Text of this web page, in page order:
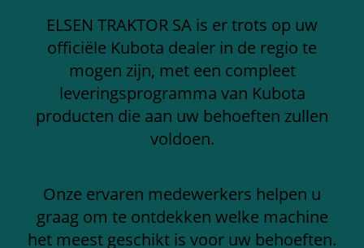
ELSEN TRAKTOR SA is er trots op uw
officiële Kubota dealer in de regio te
mogen zijn, met een compleet
leveringsprogramma van Kubota
producten die aan uw behoeften zullen
voldoen.
Onze ervaren medewerkers helpen u
graag om te ontdekken welke machine
het meest geschikt is voor uw behoeften.